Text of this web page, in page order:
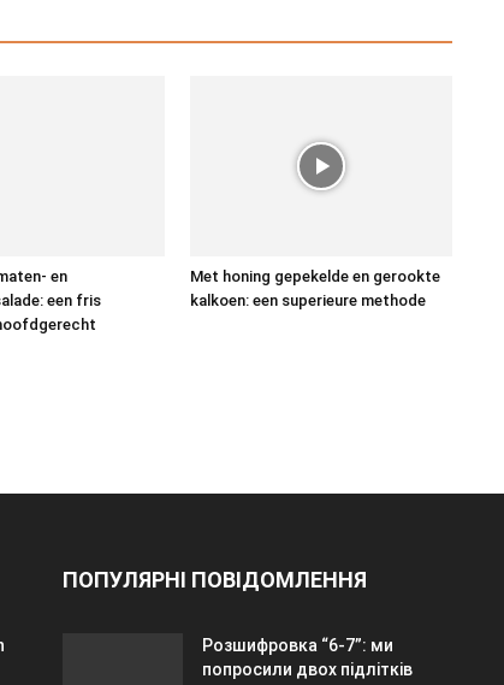
en
een fris
Met honing gepekelde en gerookte
kalkoen: een superieure methode
ПОПУЛЯРНІ ПОВІДОМЛЕННЯ
Розшифровка “6-7”: ми
попросили двох підлітків